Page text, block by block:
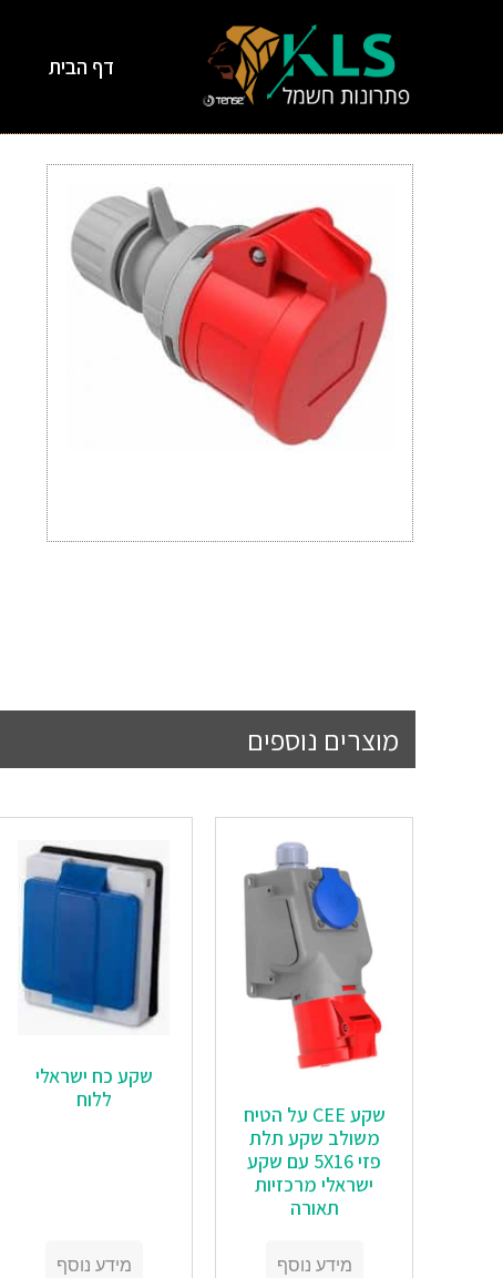
דף הבית
מוצרים נוספים
שקע CEE על הטיח
משולב שקע תלת
פזי 5X16 עם שקע
ישראלי מרכזיות
תאורה
מידע נוסף
שקע כח ישראלי
ללוח
מידע נוסף